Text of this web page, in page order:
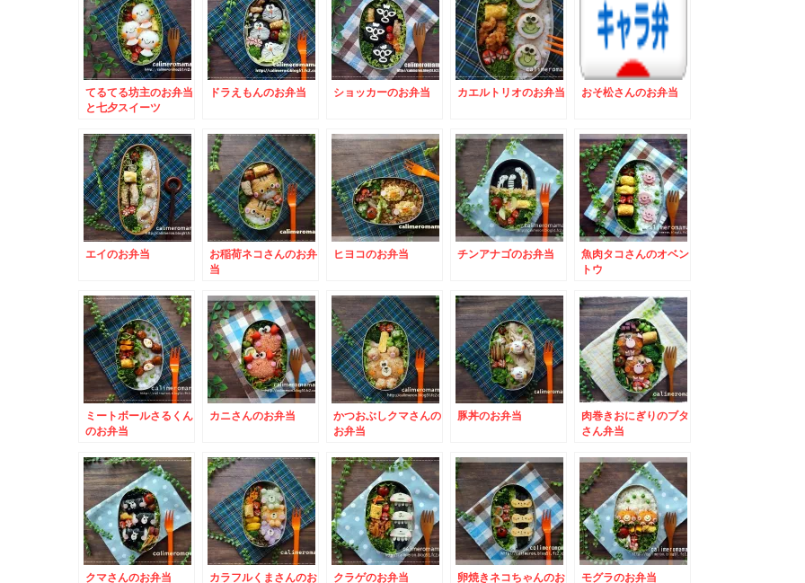
てるてる坊主のお弁当
と七夕スイーツ
ドラえもんのお弁当 ショッカーのお弁当 カエルトリオのお弁当 おそ松さんのお弁当
エイのお弁当
お稲荷ネコさんのお弁
当
ヒヨコのお弁当 チンアナゴのお弁当
魚肉タコさんのオベン
トウ
ミートボールさるくん
のお弁当
カニさんのお弁当
かつおぶしクマさんの
お弁当
豚丼のお弁当
肉巻きおにぎりのブタ
さん弁当
クマさんのお弁当
カラフルくまさんのお
クラゲのお弁当
卵焼きネコちゃんのお
モグラのお弁当